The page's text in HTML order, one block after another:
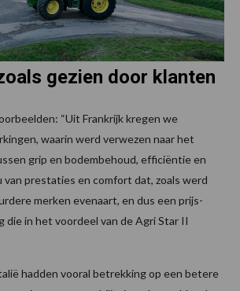
gezien door klanten
“Uit Frankrijk kregen we
waarin werd verwezen naar het
grip en bodembehoud, efficiëntie en
prestaties en comfort dat, zoals werd
merken evenaart, en dus een prijs-
in het voordeel van de Agri Star II
hadden vooral betrekking op een betere